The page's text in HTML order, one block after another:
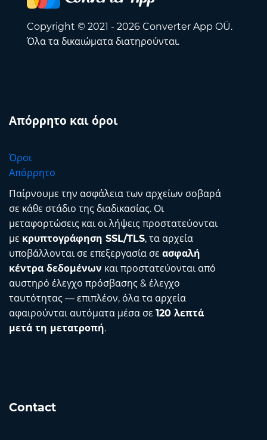
Copyright © 2021 - 2026 Converter App OÜ.
Όλα τα δικαιώματα διατηρούνται.
Απόρρητο και όροι
Όροι
Απόρρητο
Παίρνουμε την ασφάλεια των αρχείων σοβαρά
σε κάθε στάδιο της διαδικασίας. Οι
μεταφορτώσεις και οι λήψεις προστατεύονται
με κρυπτογράφηση SSL/TLS, τα αρχεία
υποβάλλονται σε επεξεργασία σε ασφαλή
κέντρα δεδομένων και προστατεύονται από
αυστηρό έλεγχο πρόσβασης & έλεγχο
ταυτότητας — επιπλέον, όλα τα αρχεία
αφαιρούνται αυτόματα μέσα σε 120 λεπτά
μετά τη μετατροπή.
Contact